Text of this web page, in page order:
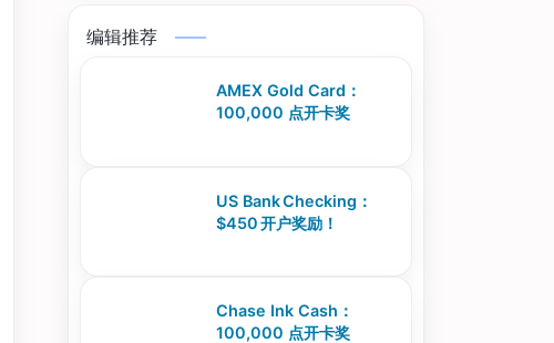
编辑推荐
AMEX Gold Card：
100,000 点开卡奖
US Bank Checking：
$450 开户奖励！
Chase Ink Cash：
100,000 点开卡奖